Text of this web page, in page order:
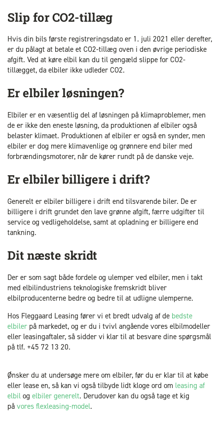
Slip for CO2-tillæg
Hvis din bils første registreringsdato er 1. juli 2021 eller derefter,
er du pålagt at betale et CO2-tillæg oven i den øvrige periodiske
afgift. Ved at køre elbil kan du til gengæld slippe for CO2-
tillægget, da elbiler ikke udleder CO2.
Er elbiler løsningen?
Elbiler er en væsentlig del af løsningen på klimaproblemer, men
de er ikke den eneste løsning, da produktionen af elbiler også
belaster klimaet. Produktionen af elbiler er også en synder, men
elbiler er dog mere klimavenlige og grønnere end biler med
forbrændingsmotorer, når de kører rundt på de danske veje.
Er elbiler billigere i drift?
Generelt er elbiler billigere i drift end tilsvarende biler. De er
billigere i drift grundet den lave grønne afgift, færre udgifter til
service og vedligeholdelse, samt at opladning er billigere end
tankning.
Dit næste skridt
Der er som sagt både fordele og ulemper ved elbiler, men i takt
med elbilindustriens teknologiske fremskridt bliver
elbilproducenterne bedre og bedre til at udligne ulemperne.
Hos Fleggaard Leasing fører vi et bredt udvalg af de bedste
elbiler på markedet, og er du i tvivl angående vores elbilmodeller
eller leasingaftaler, så sidder vi klar til at besvare dine spørgsmål
på tlf. +45 72 13 20.
Ønsker du at undersøge mere om elbiler, før du er klar til at købe
eller lease en, så kan vi også tilbyde lidt kloge ord om leasing af
elbil og elbiler generelt. Derudover kan du også tage et kig
på vores flexleasing-model.